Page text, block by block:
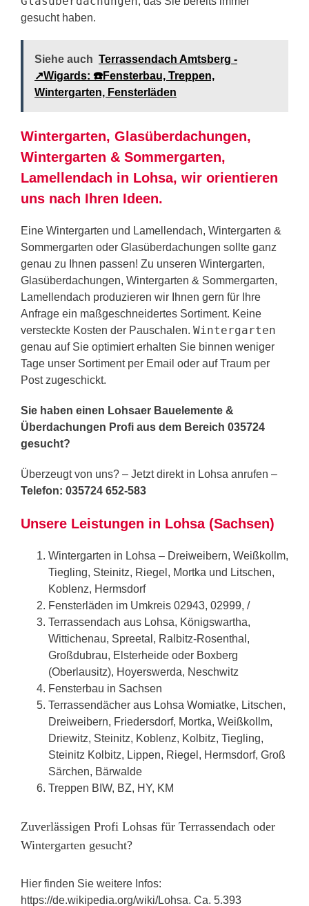
gesucht haben.
Siehe auch Terrassendach Amtsberg -
↗️Wigards: ☎️Fensterbau, Treppen,
Wintergarten, Fensterläden
Wintergarten, Glasüberdachungen,
Wintergarten & Sommergarten,
Lamellendach in Lohsa, wir orientieren
uns nach Ihren Ideen.
Eine Wintergarten und Lamellendach, Wintergarten &
Sommergarten oder Glasüberdachungen sollte ganz
genau zu Ihnen passen! Zu unseren Wintergarten,
Glasüberdachungen, Wintergarten & Sommergarten,
Lamellendach produzieren wir Ihnen gern für Ihre
Anfrage ein maßgeschneidertes Sortiment. Keine
versteckte Kosten der Pauschalen. Wintergarten
genau auf Sie optimiert erhalten Sie binnen weniger
Tage unser Sortiment per Email oder auf Traum per
Post zugeschickt.
Sie haben einen Lohsaer Bauelemente &
Überdachungen Profi aus dem Bereich 035724
gesucht?
Überzeugt von uns? – Jetzt direkt in Lohsa anrufen –
Telefon: 035724 652-583
Unsere Leistungen in Lohsa (Sachsen)
Wintergarten in Lohsa – Dreiweibern, Weißkollm,
Tiegling, Steinitz, Riegel, Mortka und Litschen,
Koblenz, Hermsdorf
Fensterläden im Umkreis 02943, 02999, /
Terrassendach aus Lohsa, Königswartha,
Wittichenau, Spreetal, Ralbitz-Rosenthal,
Großdubrau, Elsterheide oder Boxberg
(Oberlausitz), Hoyerswerda, Neschwitz
Fensterbau in Sachsen
Terrassendächer aus Lohsa Womiatke, Litschen,
Dreiweibern, Friedersdorf, Mortka, Weißkollm,
Driewitz, Steinitz, Koblenz, Kolbitz, Tiegling,
Steinitz Kolbitz, Lippen, Riegel, Hermsdorf, Groß
Särchen, Bärwalde
Treppen BIW, BZ, HY, KM
Zuverlässigen Profi Lohsas für Terrassendach oder
Wintergarten gesucht?
Hier finden Sie weitere Infos:
https://de.wikipedia.org/wiki/Lohsa. Ca. 5.393